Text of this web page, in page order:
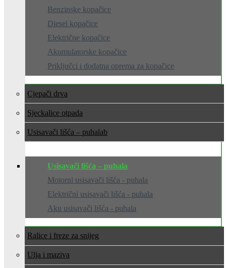
Benzinske kopačice
Diesel kopačice
Električne kopačice
Akumulatorske kopačice
Priključci i dodatna oprema za kopačice
Cjepači drva
Sjeckalice otpada
Usisavači lišća – puhala
Usisavači lišća – puhala
Motorni usisavači lišća - puhala
Električni usisavači lišća - puhala
Aku usisavači lišća - puhala
Ralice i freze za snijeg
Ulja i maziva